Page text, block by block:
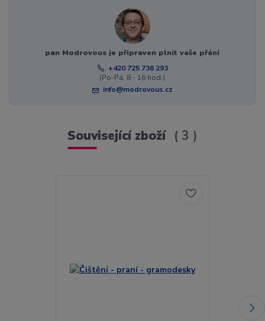
pan Modrovous je připraven plnit vaše přání
+420 725 736 293
(Po-Pá, 8 - 16 hod.)
info@modrovous.cz
Související zboží 3